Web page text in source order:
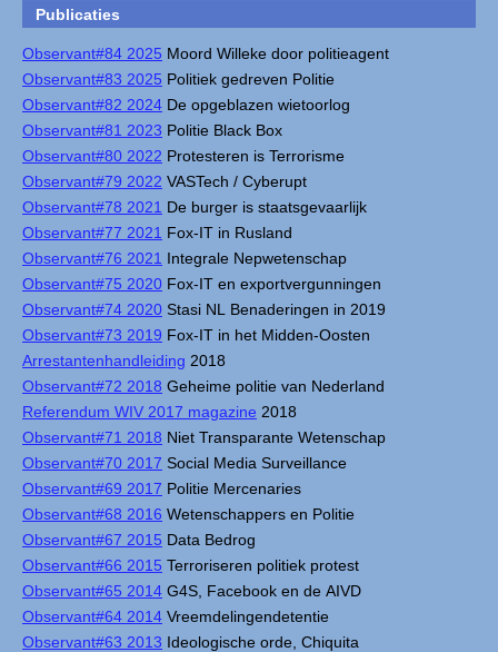
Publicaties
Observant#84 2025 Moord Willeke door politieagent
Observant#83 2025 Politiek gedreven Politie
Observant#82 2024 De opgeblazen wietoorlog
Observant#81 2023 Politie Black Box
Observant#80 2022 Protesteren is Terrorisme
Observant#79 2022 VASTech / Cyberupt
Observant#78 2021 De burger is staatsgevaarlijk
Observant#77 2021 Fox-IT in Rusland
Observant#76 2021 Integrale Nepwetenschap
Observant#75 2020 Fox-IT en exportvergunningen
Observant#74 2020 Stasi NL Benaderingen in 2019
Observant#73 2019 Fox-IT in het Midden-Oosten
Arrestantenhandleiding 2018
Observant#72 2018 Geheime politie van Nederland
Referendum WIV 2017 magazine 2018
Observant#71 2018 Niet Transparante Wetenschap
Observant#70 2017 Social Media Surveillance
Observant#69 2017 Politie Mercenaries
Observant#68 2016 Wetenschappers en Politie
Observant#67 2015 Data Bedrog
Observant#66 2015 Terroriseren politiek protest
Observant#65 2014 G4S, Facebook en de AIVD
Observant#64 2014 Vreemdelingendetentie
Observant#63 2013 Ideologische orde, Chiquita